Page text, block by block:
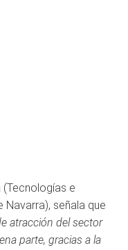
(Tecnologías e
Navarra), señala que
atracción del sector
parte, gracias a la